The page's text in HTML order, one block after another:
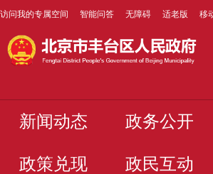
访问我的专属空间 智能问答 无障碍 适老版 移
新闻动态 政务公开
政策兑现 政民互动